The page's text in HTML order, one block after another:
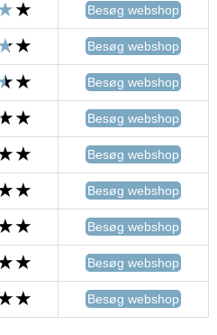
Besøg webshop
Besøg webshop
Besøg webshop
Besøg webshop
Besøg webshop
Besøg webshop
Besøg webshop
Besøg webshop
Besøg webshop